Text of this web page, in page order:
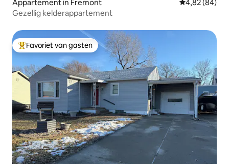
Appartement in Fremont Gemiddelde
4,82 (84)
Gezellig kelderappartement
Topfavoriet van gasten
Favoriet van gasten